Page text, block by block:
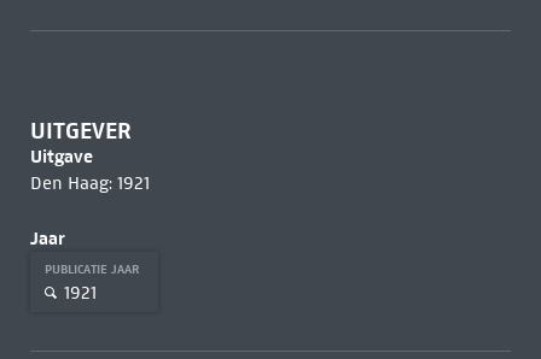
UITGEVER
Uitgave
Den Haag: 1921
Jaar
PUBLICATIE JAAR
1921